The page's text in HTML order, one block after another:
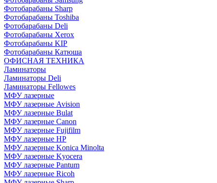
Фотобарабаны Sharp
Фотобарабаны Toshiba
Фотобарабаны Deli
Фотобарабаны Xerox
Фотобарабаны KIP
Фотобарабаны Катюша
ОФИСНАЯ ТЕХНИКА
Ламинаторы
Ламинаторы Deli
Ламинаторы Fellowes
МФУ лазерные
МФУ лазерные Avision
МФУ лазерные Bulat
МФУ лазерные Canon
МФУ лазерные Fujifilm
МФУ лазерные HP
МФУ лазерные Konica Minolta
МФУ лазерные Kyocera
МФУ лазерные Pantum
МФУ лазерные Ricoh